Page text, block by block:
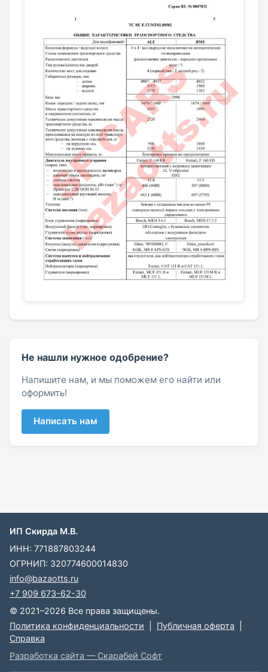
Не нашли нужное одобрение?
Напишите нам, и мы поможем его найти или
оформить!
Написать нам
ИП Скирда М.В.
ИНН: 771887803244
ОГРНИП: 320774600014830
info@bazaotts.ru
+7 909 673-62-30
© 2021–2026 Все права защищены.
Политика конфиденциальности
Публичная оферта
Справка
Разработка сайта — Скарабей Софт